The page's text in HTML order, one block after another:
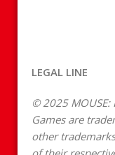
LEGAL LINE
© 2025 MOUSE:
Games are
other